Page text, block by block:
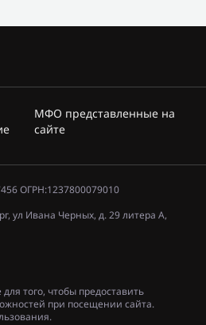
МФО представленные на
сайте
ОГРН:1237800079010
ул Ивана Черных, д. 29 литера А,
того, чтобы предоставить
при посещении сайта.